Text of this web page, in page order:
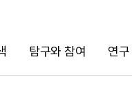
탐구와 참여 연구
검색